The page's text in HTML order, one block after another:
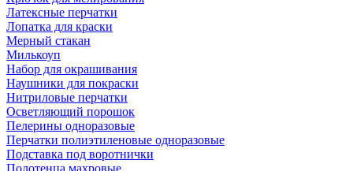
Латексные перчатки
Лопатка для краски
Мерный стакан
Милькоуп
Набор для окрашивания
Наушники для покраски
Нитриловые перчатки
Осветляющий порошок
Пелерины одноразовые
Перчатки полиэтиленовые одноразовые
Подставка под воротнички
Полотенца махровые